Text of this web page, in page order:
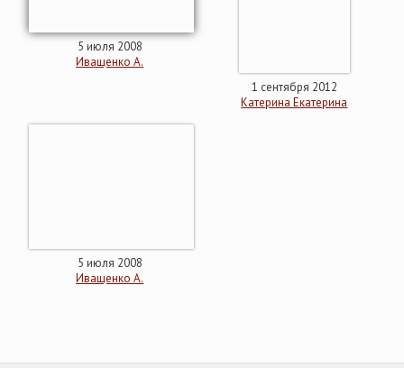
5 июля 2008
Иващенко А.
1 сентября 2012
Катерина Eкатерина
5 июля 2008
Иващенко А.